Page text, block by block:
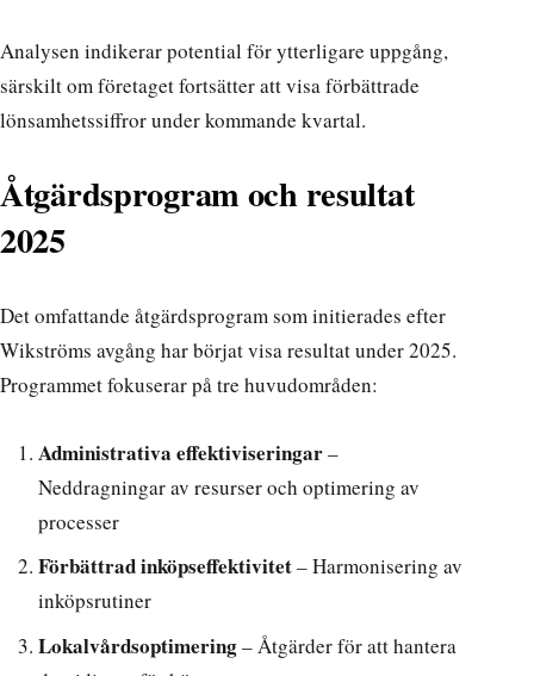
Analysen indikerar potential för ytterligare uppgång,
särskilt om företaget fortsätter att visa förbättrade
lönsamhetssiffror under kommande kvartal.
Åtgärdsprogram och resultat
2025
Det omfattande åtgärdsprogram som initierades efter
Wikströms avgång har börjat visa resultat under 2025.
Programmet fokuserar på tre huvudområden:
Administrativa effektiviseringar–
Neddragningar av resurser och optimering av
processer
Förbättrad inköpseffektivitet– Harmonisering av
inköpsrutiner
Lokalvårdsoptimering– Åtgärder för att hantera